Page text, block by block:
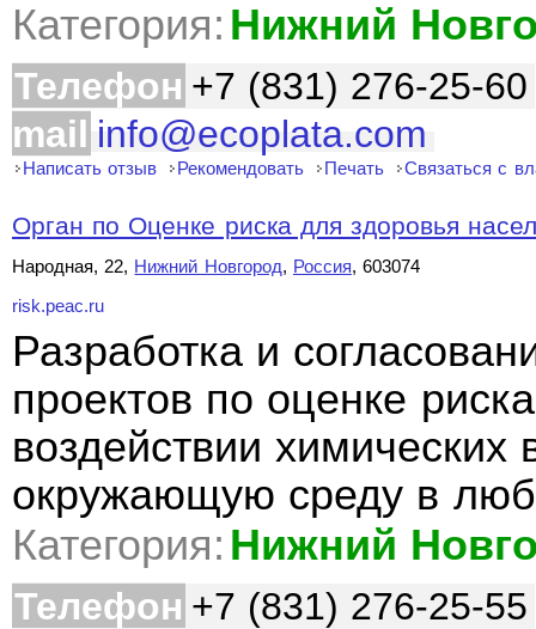
Категория: Нижний
Телефон +7 (831) 276-25-60
mail info@ecoplata.com
Написать отзыв Рекомендовать Печать Связаться с
Орган по Оценке риска для здоровья
Народная, 22, Нижний Новгород, Россия, 603074
risk.peac.ru
Разработка и
проектов по оценке
воздействии
окружающую среду в
Категория: Нижний
Телефон +7 (831) 276-25-55